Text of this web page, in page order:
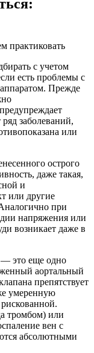
с учетом
есть проблемы с
Прежде
заболеваний,
или
острого
даже такая,
и
или другие
при
напряжения или
возникает даже в
— это еще одно
аортальный
препятствует
умеренную
тромбом) или
вен с
абсолютными